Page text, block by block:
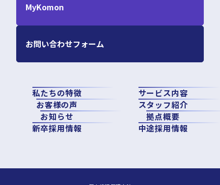
私たちの特徴
サービス内容
お客様の声
スタッフ紹介
お知らせ
拠点概要
新卒採用情報
中途採用情報
MyKomon
お問い合わせフォーム